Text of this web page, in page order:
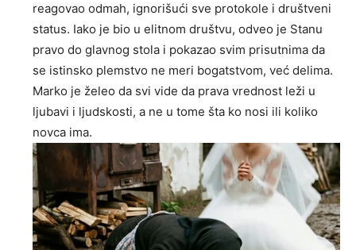
reagovao odmah, ignorišući sve protokole i društveni
status. Iako je bio u elitnom društvu, odveo je Stanu
pravo do glavnog stola i pokazao svim prisutnima da
se istinsko plemstvo ne meri bogatstvom, već delima.
Marko je želeo da svi vide da prava vrednost leži u
ljubavi i ljudskosti, a ne u tome šta ko nosi ili koliko
novca ima.